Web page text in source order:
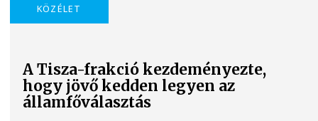
KÖZÉLET
A Tisza-frakció kezdeményezte,
hogy jövő kedden legyen az
államfőválasztás